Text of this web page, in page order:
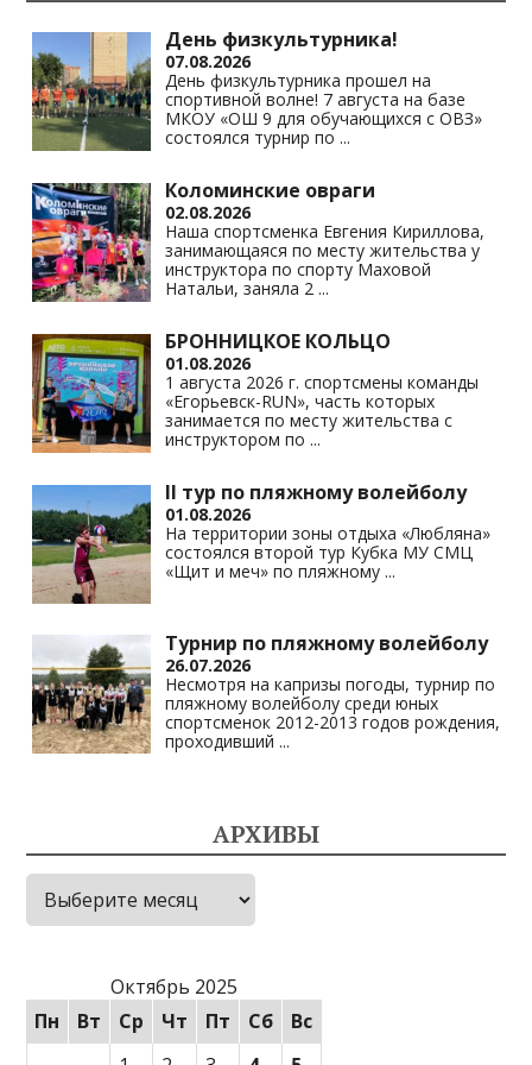
s
ni
ki
p k
День физкультурника!
07.08.2026
День физкультурника прошел на
спортивной волне! 7 августа на базе
МКОУ «ОШ 9 для обучающихся с ОВЗ»
состоялся турнир по ...
Коломинские овраги
02.08.2026
Наша спортсменка Евгения Кириллова,
занимающаяся по месту жительства у
инструктора по спорту Маховой
Натальи, заняла 2 ...
БРОННИЦКОЕ КОЛЬЦО
01.08.2026
1 августа 2026 г. спортсмены команды
«Егорьевск-RUN», часть которых
занимается по месту жительства с
инструктором по ...
II тур по пляжному волейболу
01.08.2026
На территории зоны отдыха «Любляна»
состоялся второй тур Кубка МУ СМЦ
«Щит и меч» по пляжному ...
Турнир по пляжному волейболу
26.07.2026
Несмотря на капризы погоды, турнир по
пляжному волейболу среди юных
спортсменок 2012-2013 годов рождения,
проходивший ...
АРХИВЫ
Архивы
Октябрь 2025
Пн
Вт Ср Чт Пт Сб
Вс